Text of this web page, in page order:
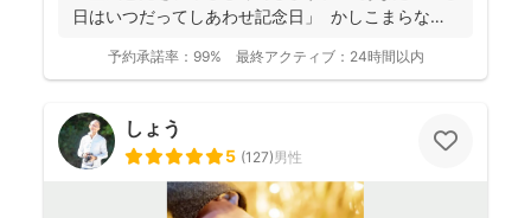
日はいつだってしあわせ記念日」 かしこまらなく
予約承諾率： 99% 最終アクティブ： 24時間以内
しょう
5 (127)男性